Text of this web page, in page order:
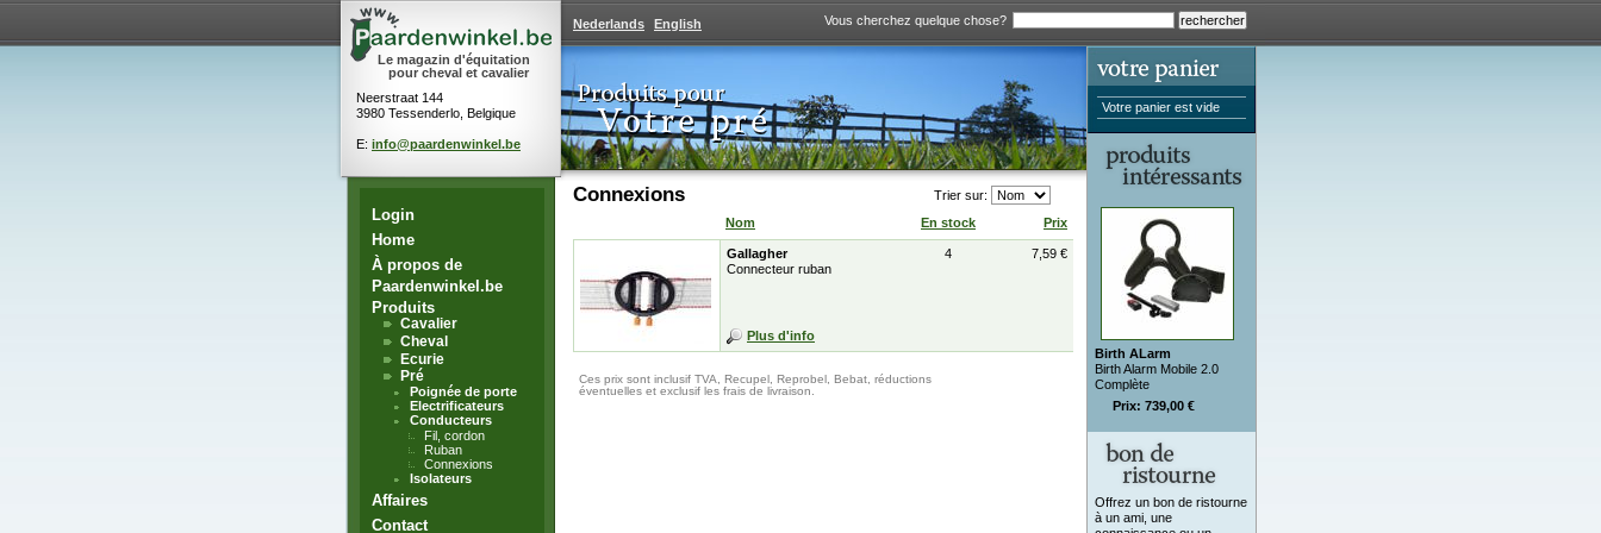
Vous cherchez quelque chose?
Le magazin d'équitation
pour cheval et cavalier
Neerstraat 144
3980 Tessenderlo, Belgique
E: info@paardenwinkel.be
Login
Home
À propos de
Paardenwinkel.be
Produits
Cavalier
Cheval
Ecurie
Pré
Poignée de porte
Electrificateurs
Conducteurs
Fil, cordon
Ruban
Connexions
Isolateurs
Affaires
Contact
Nederlands English
Connexions
Trier sur:
Nom
En stock Prix
Plus d'info
Gallagher
Connecteur ruban
4 7,59 €
Ces prix sont inclusif TVA, Recupel, Reprobel, Bebat, réductions
éventuelles et exclusif les frais de livraison.
Votre panier est vide
Birth ALarm
Birth Alarm Mobile 2.0
Complète
Prix: 739,00 €
Offrez un bon de ristourne
à un ami, une